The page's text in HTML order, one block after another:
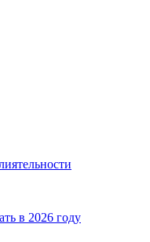
в 2026 году